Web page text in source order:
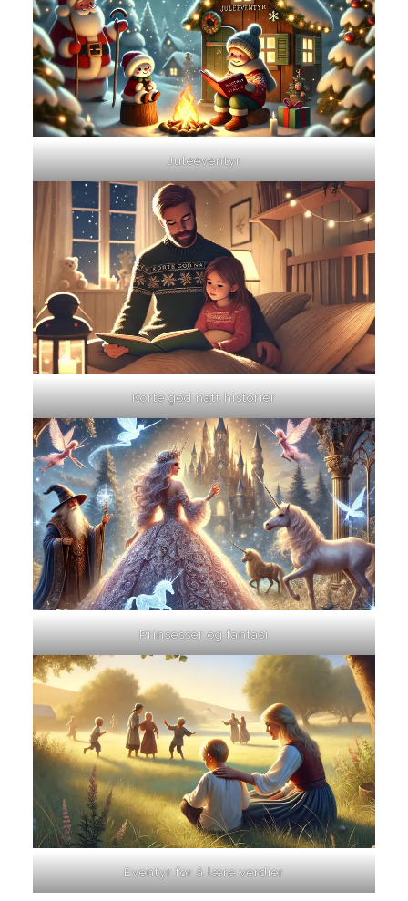
Juleeventyr
Korte god natt historier
Prinsesser og fantasi
Eventyr for å lære verdier